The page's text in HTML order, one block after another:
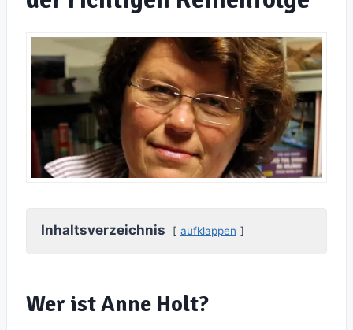
Inhaltsverzeichnis aufklappen
Wer ist Anne Holt?